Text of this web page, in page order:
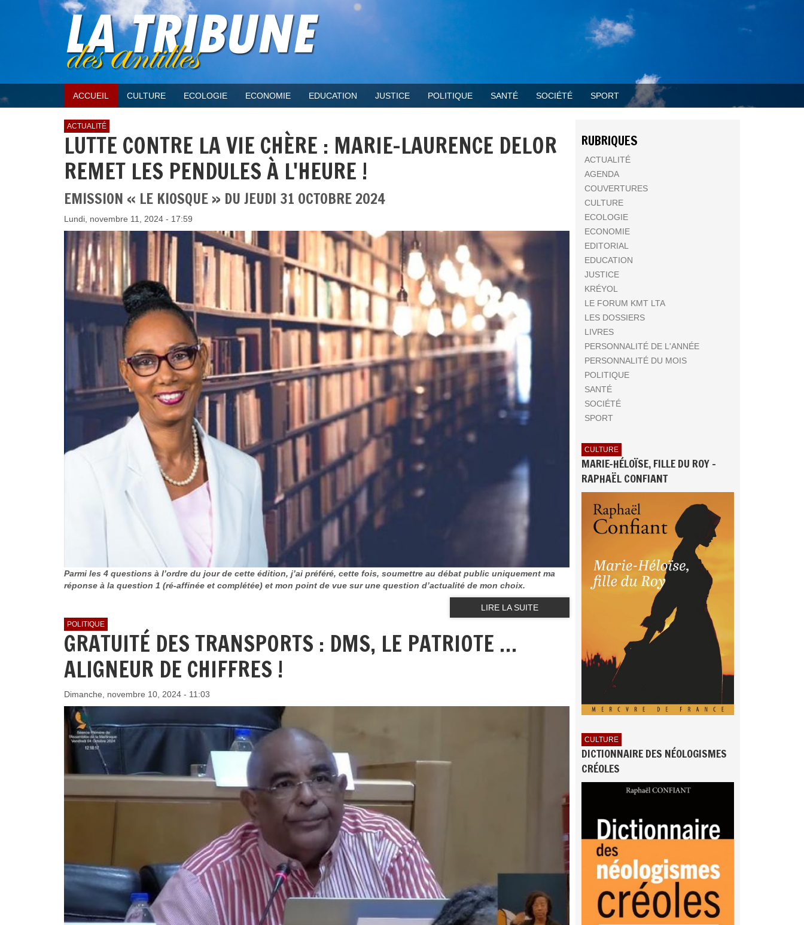
ACCUEIL CULTURE ECOLOGIE ECONOMIE EDUCATION JUSTICE POLITIQUE SANTÉ SOCIÉTÉ SPORT
ACTUALITÉ
LUTTE CONTRE LA VIE CHÈRE : MARIE-LAURENCE DELOR
REMET LES PENDULES À L'HEURE !
EMISSION « LE KIOSQUE » DU JEUDI 31 OCTOBRE 2024
Lundi, novembre 11, 2024 - 17:59
Parmi les 4 questions à l’ordre du jour de cette édition, j’ai préféré, cette fois, soumettre au débat public uniquement ma
réponse à la question 1 (ré-affinée et complétée) et mon point de vue sur une question d’actualité de mon choix.
LIRE LA SUITE
POLITIQUE
GRATUITÉ DES TRANSPORTS : DMS, LE PATRIOTE …
ALIGNEUR DE CHIFFRES !
Dimanche, novembre 10, 2024 - 11:03
RUBRIQUES
ACTUALITÉ
AGENDA
COUVERTURES
CULTURE
ECOLOGIE
ECONOMIE
EDITORIAL
EDUCATION
JUSTICE
KRÉYOL
LE FORUM KMT LTA
LES DOSSIERS
LIVRES
PERSONNALITÉ DE L'ANNÉE
PERSONNALITÉ DU MOIS
POLITIQUE
SANTÉ
SOCIÉTÉ
SPORT
CULTURE
MARIE-HÉLOÏSE, FILLE DU ROY -
RAPHAËL CONFIANT
CULTURE
DICTIONNAIRE DES NÉOLOGISMES
CRÉOLES